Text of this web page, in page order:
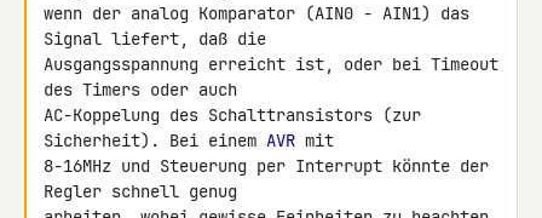
wenn der analog Komparator (AIN0 - AIN1) das
Signal liefert, daß die
Ausgangsspannung erreicht ist, oder bei Timeout
des Timers oder auch
AC-Koppelung des Schalttransistors (zur
Sicherheit). Bei einem AVR mit
8-16MHz und Steuerung per Interrupt könnte der
Regler schnell genug